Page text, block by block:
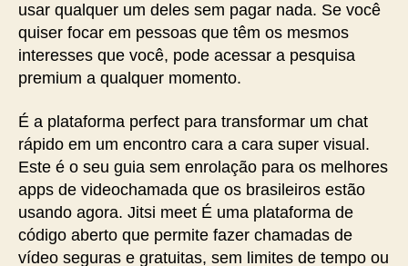
usar qualquer um deles sem pagar nada. Se você
quiser focar em pessoas que têm os mesmos
interesses que você, pode acessar a pesquisa
premium a qualquer momento.
É a plataforma perfect para transformar um chat
rápido em um encontro cara a cara super visual.
Este é o seu guia sem enrolação para os melhores
apps de videochamada que os brasileiros estão
usando agora. Jitsi meet É uma plataforma de
código aberto que permite fazer chamadas de
vídeo seguras e gratuitas, sem limites de tempo ou